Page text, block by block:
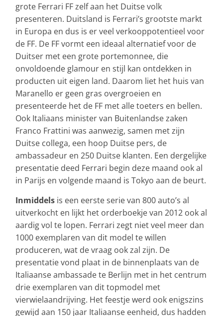
grote Ferrari FF zelf aan het Duitse volk
presenteren. Duitsland is Ferrari’s grootste markt
in Europa en dus is er veel verkooppotentieel voor
de FF. De FF vormt een ideaal alternatief voor de
Duitser met een grote portemonnee, die
onvoldoende glamour en stijl kan ontdekken in
producten uit eigen land. Daarom liet het huis van
Maranello er geen gras overgroeien en
presenteerde het de FF met alle toeters en bellen.
Ook Italiaans minister van Buitenlandse zaken
Franco Frattini was aanwezig, samen met zijn
Duitse collega, een hoop Duitse pers, de
ambassadeur en 250 Duitse klanten. Een dergelijke
presentatie deed Ferrari begin deze maand ook al
in Parijs en volgende maand is Tokyo aan de beurt.
Inmiddels is een eerste serie van 800 auto’s al
uitverkocht en lijkt het orderboekje van 2012 ook al
aardig vol te lopen. Ferrari zegt niet veel meer dan
1000 exemplaren van dit model te willen
produceren, wat de vraag ook zal zijn. De
presentatie vond plaat in de binnenplaats van de
Italiaanse ambassade te Berlijn met in het centrum
drie exemplaren van dit topmodel met
vierwielaandrijving. Het feestje werd ook enigszins
gewijd aan 150 jaar Italiaanse eenheid, dus hadden